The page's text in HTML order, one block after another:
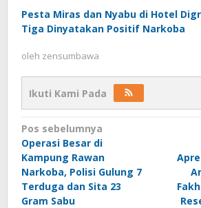
Pesta Miras dan Nyabu di Hotel
Tiga Dinyatakan Positif Narkoba
oleh zensumbawa
Ikuti Kami Pada
Navigasi
pos
Pos sebelumnya
Operasi Besar di
Kampung Rawan
Narkoba, Polisi Gulung 7
Terduga dan Sita 23
Gram Sabu